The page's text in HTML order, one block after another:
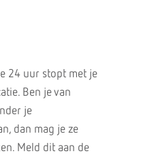
24 uur stopt met je
Ben je van
je
dan mag je ze
Meld dit aan de